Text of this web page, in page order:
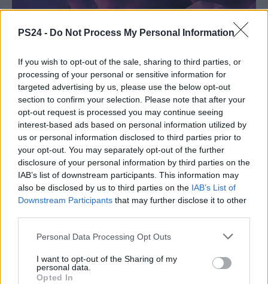
PS24 - Do Not Process My Personal Information
If you wish to opt-out of the sale, sharing to third parties, or
processing of your personal or sensitive information for
targeted advertising by us, please use the below opt-out
section to confirm your selection. Please note that after your
opt-out request is processed you may continue seeing
interest-based ads based on personal information utilized by
us or personal information disclosed to third parties prior to
your opt-out. You may separately opt-out of the further
disclosure of your personal information by third parties on the
IAB’s list of downstream participants. This information may
also be disclosed by us to third parties on the IAB’s List of
Downstream Participants that may further disclose it to other
Personal Data Processing Opt Outs
I want to opt-out of the Sharing of my
personal data.
Opted In